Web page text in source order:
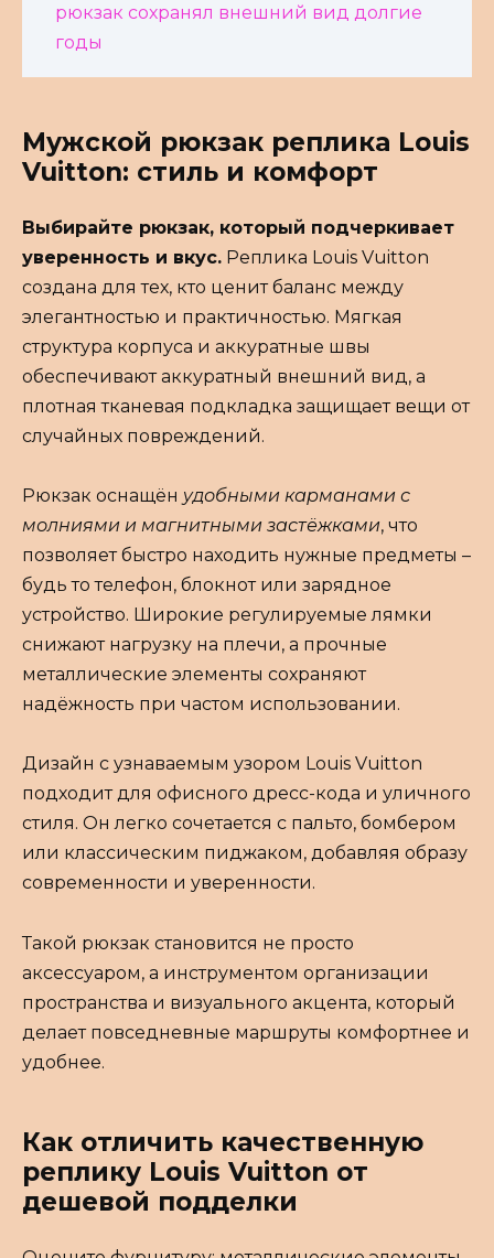
рюкзак сохранял внешний вид долгие
годы
Мужской рюкзак реплика Louis
Vuitton: стиль и комфорт
Выбирайте рюкзак, который подчеркивает
уверенность и вкус. Реплика Louis Vuitton
создана для тех, кто ценит баланс между
элегантностью и практичностью. Мягкая
структура корпуса и аккуратные швы
обеспечивают аккуратный внешний вид, а
плотная тканевая подкладка защищает вещи от
случайных повреждений.
Рюкзак оснащён удобными карманами с
молниями и магнитными застёжками, что
позволяет быстро находить нужные предметы –
будь то телефон, блокнот или зарядное
устройство. Широкие регулируемые лямки
снижают нагрузку на плечи, а прочные
металлические элементы сохраняют
надёжность при частом использовании.
Дизайн с узнаваемым узором Louis Vuitton
подходит для офисного дресс-кода и уличного
стиля. Он легко сочетается с пальто, бомбером
или классическим пиджаком, добавляя образу
современности и уверенности.
Такой рюкзак становится не просто
аксессуаром, а инструментом организации
пространства и визуального акцента, который
делает повседневные маршруты комфортнее и
удобнее.
Как отличить качественную
реплику Louis Vuitton от
дешевой подделки